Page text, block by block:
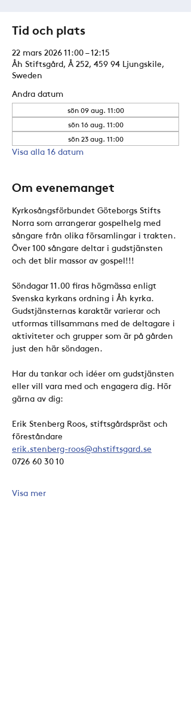
Tid och plats
22 mars 2026 11:00 – 12:15
Åh Stiftsgård, Å 252, 459 94 Ljungskile,
Sweden
Andra datum
sön 09 aug. 11:00
sön 16 aug. 11:00
sön 23 aug. 11:00
Visa alla 16 datum
Om evenemanget
Kyrkosångsförbundet Göteborgs Stifts
Norra som arrangerar gospelhelg med
sångare från olika församlingar i trakten.
Över 100 sångare deltar i gudstjänsten
och det blir massor av gospel!!!
Söndagar 11.00 firas högmässa enligt
Svenska kyrkans ordning i Åh kyrka.
Gudstjänsternas karaktär varierar och
utformas tillsammans med de deltagare i
aktiviteter och grupper som är på gården
just den här söndagen.
Har du tankar och idéer om gudstjänsten
eller vill vara med och engagera dig. Hör
gärna av dig:
Erik Stenberg Roos, stiftsgårdspräst och
föreståndare
erik.stenberg-roos@ahstiftsgard.se
0726 60 30 10
Visa mer